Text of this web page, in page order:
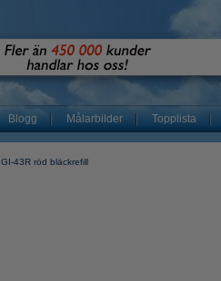
Blogg Målarbilder Topplista
GI-43R röd bläckrefill